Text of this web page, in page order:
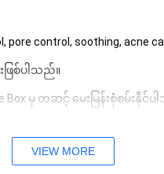
pore control, soothing, acne
ြစ်ပါသည်။
မှ တဆင့် မေးမြန်းစုံစမ်းနိုင်ပ
င့်မှာ ဖြစ်ပါသည်။
VIEW MORE